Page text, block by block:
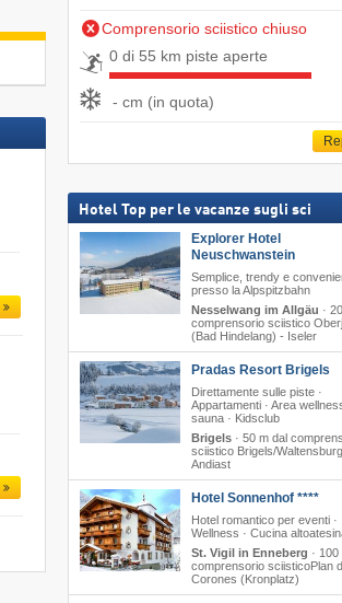
Comprensorio sciistico chiuso
0 di 55 km piste aperte
- cm (in quota)
Hotel Top per le vacanze sugli sci
Explorer Hotel
Neuschwanstein
Semplice, trendy e
presso la Alpspitzbahn
Nesselwang im Allgäu ·
comprensorio sciistico
(Bad Hindelang) - Iseler
Pradas Resort Brigels
Direttamente sulle piste ·
Appartamenti · Area
sauna · Kidsclub
Brigels· 50 m dal
sciistico Brigels/​
Andiast
Hotel Sonnenhof ****
Hotel romantico per eventi ·
Wellness · Cucina
St. Vigil in Enneberg · 100
comprensorio sciisticoPlan
Corones (Kronplatz)